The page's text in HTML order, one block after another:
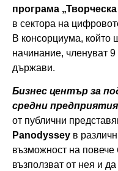
програма
в сектора на
В консорциума, който
начинание, членуват
държави.
Бизнес център за
средни предприятия
от публични
Panodyssey в
възможност на повече
възползват от нея и